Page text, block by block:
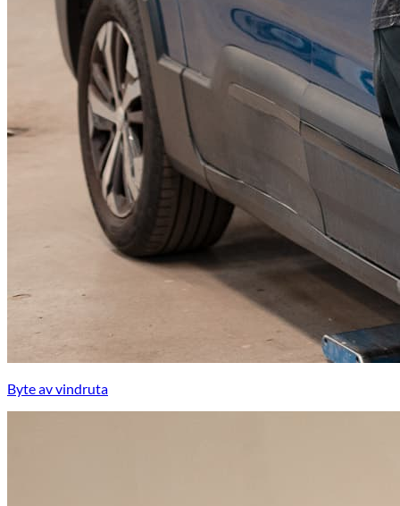
KGM Pickups
Fordonstyp
PickupTransportbilPersonbil
Visa alla fordon
Byte av vindruta